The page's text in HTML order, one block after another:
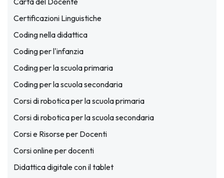
Certificazioni Linguistiche
Coding nella didattica
Coding per l'infanzia
Coding per la scuola primaria
Coding per la scuola secondaria
Corsi di robotica per la scuola primaria
Corsi di robotica per la scuola secondaria
Corsi e Risorse per Docenti
Corsi online per docenti
Didattica digitale con il tablet